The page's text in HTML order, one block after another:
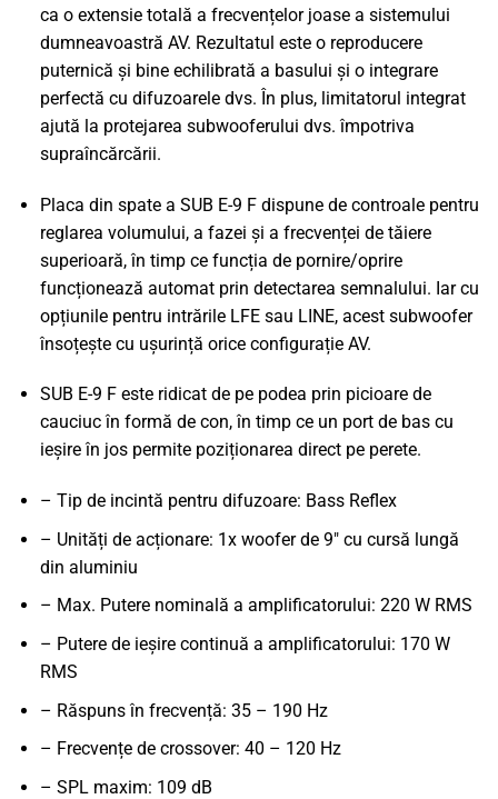
ca o extensie totală a frecvențelor joase a sistemului
dumneavoastră AV. Rezultatul este o reproducere
puternică și bine echilibrată a basului și o integrare
perfectă cu difuzoarele dvs. În plus, limitatorul integrat
ajută la protejarea subwooferului dvs. împotriva
supraîncărcării.
Placa din spate a SUB E-9 F dispune de controale pentru
reglarea volumului, a fazei și a frecvenței de tăiere
superioară, în timp ce funcția de pornire/oprire
funcționează automat prin detectarea semnalului. Iar cu
opțiunile pentru intrările LFE sau LINE, acest subwoofer
însoțește cu ușurință orice configurație AV.
SUB E-9 F este ridicat de pe podea prin picioare de
cauciuc în formă de con, în timp ce un port de bas cu
ieșire în jos permite poziționarea direct pe perete.
– Tip de incintă pentru difuzoare: Bass Reflex
– Unități de acționare: 1x woofer de 9" cu cursă lungă
din aluminiu
– Max. Putere nominală a amplificatorului: 220 W RMS
– Putere de ieșire continuă a amplificatorului: 170 W
RMS
– Răspuns în frecvență: 35 – 190 Hz
– Frecvențe de crossover: 40 – 120 Hz
– SPL maxim: 109 dB